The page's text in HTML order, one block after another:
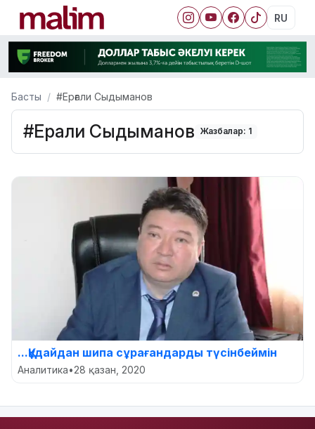
RU
Басты #Ерғали Сыдыманов
#Ерғали Сыдыманов Жазбалар: 1
...Құдайдан шипа сұрағандарды түсінбеймін
Аналитика•28 қазан, 2020